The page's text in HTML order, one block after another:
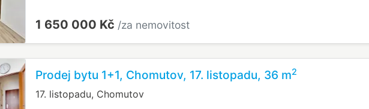
1 650 000 Kč /za nemovitost
Prodej bytu 1+1, Chomutov, 17. listopadu, 36 m2
17. listopadu, Chomutov